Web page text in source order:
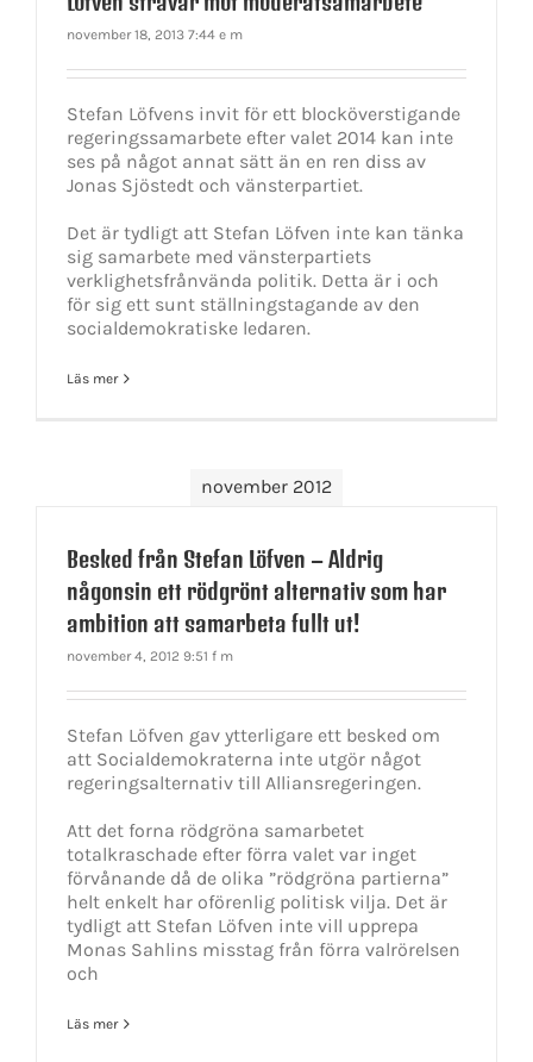
november 18, 2013 7:44 e m
Stefan Löfvens invit för ett blocköverstigande
regeringssamarbete efter valet 2014 kan inte
ses på något annat sätt än en ren diss av
Jonas Sjöstedt och vänsterpartiet.
Det är tydligt att Stefan Löfven inte kan tänka
sig samarbete med vänsterpartiets
verklighetsfrånvända politik. Detta är i och
för sig ett sunt ställningstagande av den
socialdemokratiske ledaren.
Läs mer
november 2012
Besked från Stefan Löfven – Aldrig
någonsin ett rödgrönt alternativ som har
ambition att samarbeta fullt ut!
november 4, 2012 9:51 f m
Stefan Löfven gav ytterligare ett besked om
att Socialdemokraterna inte utgör något
regeringsalternativ till Alliansregeringen.
Att det forna rödgröna samarbetet
totalkraschade efter förra valet var inget
förvånande då de olika ”rödgröna partierna”
helt enkelt har oförenlig politisk vilja. Det är
tydligt att Stefan Löfven inte vill upprepa
Monas Sahlins misstag från förra valrörelsen
och
Läs mer